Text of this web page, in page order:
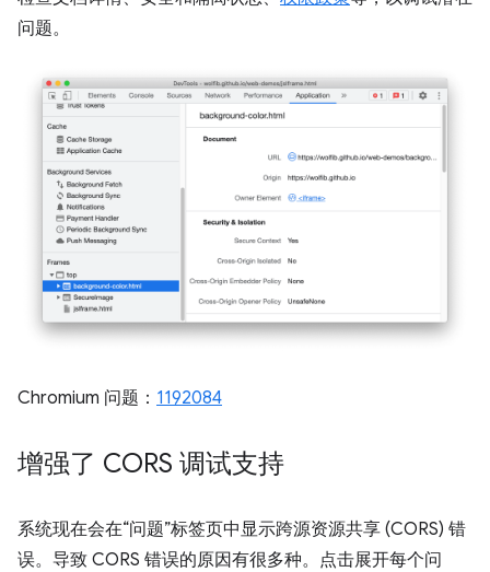
问题。
Chromium 问题： 1192084
增强了 CORS 调试支持
系统现在会在“问题”标签页中显示跨源资源共享 (CORS) 错
误。导致 CORS 错误的原因有很多种。点击展开每个问